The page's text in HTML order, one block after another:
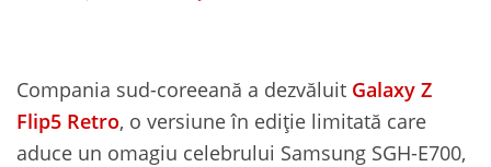
Compania sud-coreeană a dezvăluit Galaxy Z
Flip5 Retro, o versiune în ediție limitată care
aduce un omagiu celebrului Samsung SGH-E700,